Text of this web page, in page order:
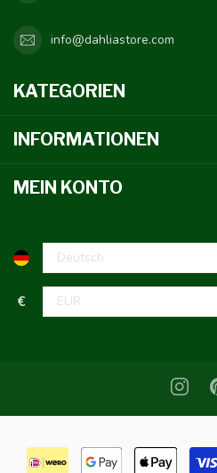
info@dahliastore.com
KATEGORIEN
INFORMATIONEN
MEIN KONTO
€